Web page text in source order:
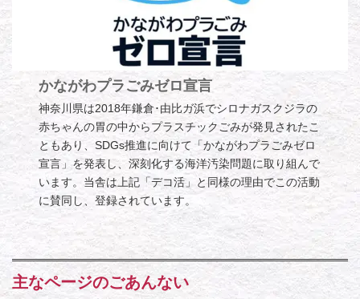
かながわプラごみゼロ宣言
神奈川県は2018年鎌倉･由比ガ浜でシロナガスクジラの
赤ちゃんの胃の中からプラスチックごみが発見されたこ
ともあり、SDGs推進に向けて「かながわプラごみゼロ
宣言」を発表し、深刻化する海洋汚染問題に取り組んで
います。当舎は上記「デコ活」と同様の理由でこの活動
に賛同し、登録されています。
主なページのごあんない